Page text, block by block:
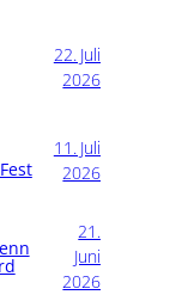
22. Juli
2026
11. Juli
2026
21.
Juni
2026